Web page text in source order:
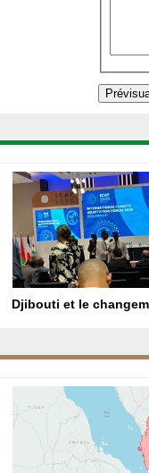
Djibouti et le